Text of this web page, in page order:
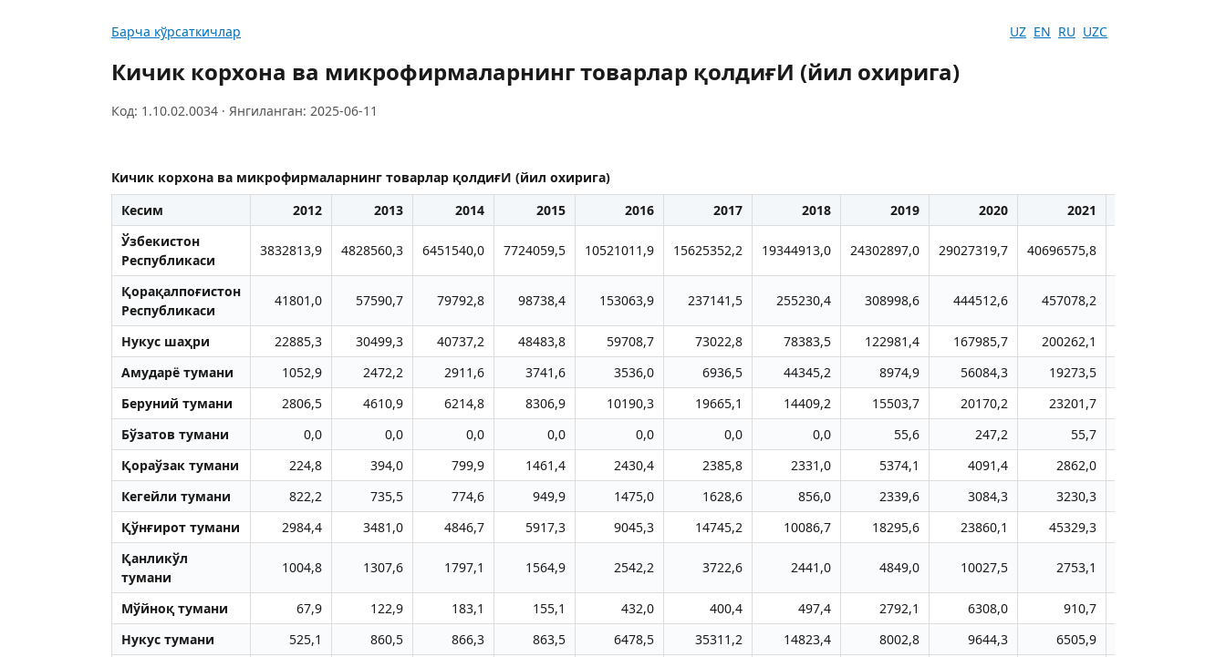
Барча кўрсаткичлар UZ EN RU UZC
Кичик корхона ва микрофирмаларнинг товарлар қолдиғИ (йил охирига)
Код: 1.10.02.0034 · Янгиланган: 2025-06-11
Кичик корхона ва микрофирмаларнинг товарлар қолдиғИ (йил охирига)
Кесим
2012 2013 2014 2015 2016 2017 2018 2019 2020 2021
Ўзбекистон
Республикаси
3832813,9 4828560,3 6451540,0 7724059,5 10521011,9 15625352,2 19344913,0 24302897,0 29027319,7 40696575,8
Қорақалпоғистон
Республикаси
41801,0 57590,7 79792,8 98738,4 153063,9 237141,5 255230,4 308998,6 444512,6 457078,2
Нукус шаҳри 22885,3 30499,3 40737,2 48483,8 59708,7 73022,8 78383,5 122981,4 167985,7 200262,1
Aмударё тумани
1052,9 2472,2 2911,6 3741,6 3536,0 6936,5 44345,2 8974,9 56084,3 19273,5
Беруний тумани
2806,5 4610,9 6214,8 8306,9 10190,3 19665,1 14409,2 15503,7 20170,2 23201,7
Бўзатов тумани
0,0 0,0 0,0 0,0 0,0 0,0 0,0 55,6 247,2 55,7
Қораўзак тумани
224,8 394,0 799,9 1461,4 2430,4 2385,8 2331,0 5374,1 4091,4 2862,0
Кегейли тумани
822,2 735,5 774,6 949,9 1475,0 1628,6 856,0 2339,6 3084,3 3230,3
Қўнғирот тумани
2984,4 3481,0 4846,7 5917,3 9045,3 14745,2 10086,7 18295,6 23860,1 45329,3
Қанликўл
тумани
1004,8 1307,6 1797,1 1564,9 2542,2 3722,6 2441,0 4849,0 10027,5 2753,1
Мўйноқ тумани 67,9 122,9 183,1 155,1 432,0 400,4 497,4 2792,1 6308,0 910,7
Нукус тумани
525,1 860,5 866,3 863,5 6478,5 35311,2 14823,4 8002,8 9644,3 6505,9